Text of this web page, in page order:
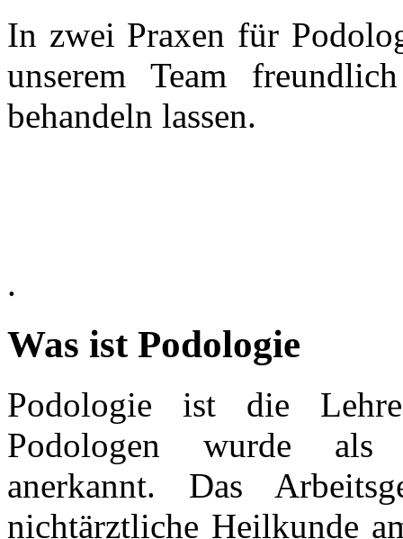
In zwei Praxen für
unserem Team
behandeln lassen.
.
Was ist Podologie
Podologie ist die
Podologen wurde als
anerkannt. Das
nichtärztliche Heilkunde